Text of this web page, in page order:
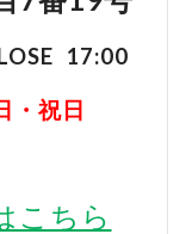
17:00
・祝日
こちら